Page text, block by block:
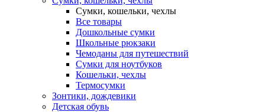
Сумки, кошельки, чехлы
Все товары
Дошкольные сумки
Школьные рюкзаки
Чемоданы для путешествий
Сумки для ноутбуков
Кошельки, чехлы
Термосумки
Зонтики, дождевики
Детская обувь